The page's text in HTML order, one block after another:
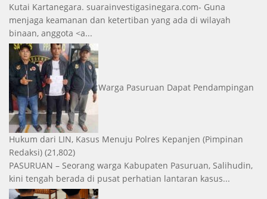
Kutai Kartanegara. suarainvestigasinegara.com- Guna
menjaga keamanan dan ketertiban yang ada di wilayah
binaan, anggota <a...
Warga Pasuruan Dapat Pendampingan
Hukum dari LIN, Kasus Menuju Polres Kepanjen (Pimpinan
Redaksi) (21,802)
PASURUAN – Seorang warga Kabupaten Pasuruan, Salihudin,
kini tengah berada di pusat perhatian lantaran kasus...